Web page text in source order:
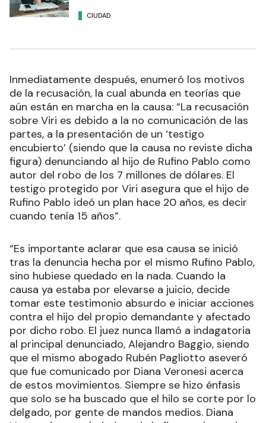
CIUDAD
Inmediatamente después, enumeró los motivos
de la recusación, la cual abunda en teorías que
aún están en marcha en la causa: “La recusación
sobre Viri es debido a la no comunicación de las
partes, a la presentación de un ‘testigo
encubierto’ (siendo que la causa no reviste dicha
figura) denunciando al hijo de Rufino Pablo como
autor del robo de los 7 millones de dólares. El
testigo protegido por Viri asegura que el hijo de
Rufino Pablo ideó un plan hace 20 años, es decir
cuando tenía 15 años”.
“Es importante aclarar que esa causa se inició
tras la denuncia hecha por el mismo Rufino Pablo,
sino hubiese quedado en la nada. Cuando la
causa ya estaba por elevarse a juicio, decide
tomar este testimonio absurdo e iniciar acciones
contra el hijo del propio demandante y afectado
por dicho robo. El juez nunca llamó a indagatoria
al principal denunciado, Alejandro Baggio, siendo
que el mismo abogado Rubén Pagliotto aseveró
que fue comunicado por Diana Veronesi acerca
de estos movimientos. Siempre se hizo énfasis
que solo se ha buscado que el hilo se corte por lo
delgado, por gente de mandos medios. Diana